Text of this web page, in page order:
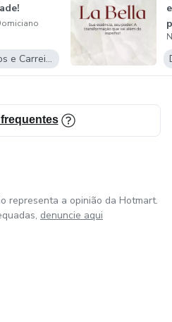
Negócios e Carreira
representa a opinião da Hotmart.
denuncie aqui